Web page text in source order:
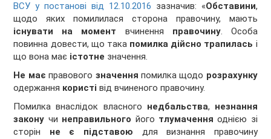
ВСУ у постанові від 12.10.2016 зазначив: «Обставини,
щодо яких помилилася сторона правочину, мають
існувати на момент вчинення правочину. Особа
повинна довести, що така помилка дійсно трапилась і
що вона має істотне значення.
Не має правового значення помилка щодо розрахунку
одержання користі від вчиненого правочину.
Помилка внаслідок власного недбальства, незнання
закону чи неправильного його тлумачення однією зі
сторін не є підставою для визнання правочину